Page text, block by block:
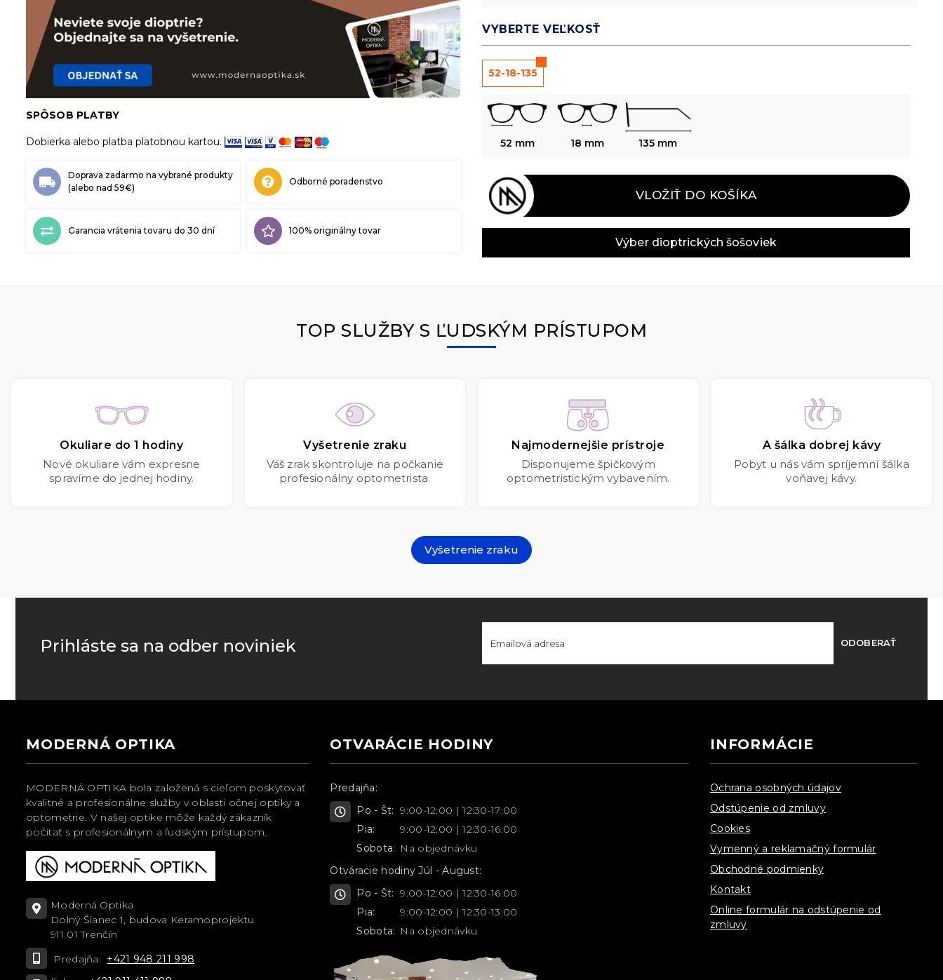
SPÔSOB PLATBY
Dobierka alebo platba platobnou kartou.
Doprava zadarmo na vybrané produkty
(alebo nad 59€)
Odborné poradenstvo
Garancia vrátenia tovaru do 30 dní 100% originálny tovar
VYBERTE VEĽKOSŤ
52-18-135
52 mm 18 mm 135 mm
VLOŽIŤ DO KOŠÍKA
Výber dioptrických šošoviek
TOP SLUŽBY S ĽUDSKÝM PRÍSTUPOM
Okuliare do 1 hodiny
Nové okuliare vám expresne
spravíme do jednej hodiny.
Vyšetrenie zraku
Váš zrak skontroluje na počkanie
profesionálny optometrista.
Najmodernejšie prístroje
Disponujeme špičkovým
optometristickým vybavením.
A šálka dobrej kávy
Pobyt u nás vám spríjemní šálka
voňavej kávy.
Vyšetrenie zraku
Prihláste sa na odber noviniek ODOBERAŤ
MODERNÁ OPTIKA
MODERNÁ OPTIKA bola založená s cieľom poskytovať
kvalitné a profesionálne služby v oblasti očnej optiky a
optometrie. V našej optike môže každý zákazník
počítať s profesionálnym a ľudským prístupom.
Moderná Optika
Dolný Šianec 1, budova Keramoprojektu
911 01 Trenčín
Predajňa: +421 948 211 998
OTVARÁCIE HODINY
Predajňa:
Po - Št: 9:00-12:00 | 12:30-17:00
Pia:
9:00-12:00 | 12:30-16:00
Sobota: Na objednávku
Otváracie hodiny Júl - August:
Po - Št: 9:00-12:00 | 12:30-16:00
Pia:
9:00-12:00 | 12:30-13:00
Sobota: Na objednávku
INFORMÁCIE
Ochrana osobných údajov
Odstúpenie od zmluvy
Cookies
Vymenný a reklamačný formulár
Obchodné podmienky
Kontakt
Online formulár na odstúpenie od
zmluvy